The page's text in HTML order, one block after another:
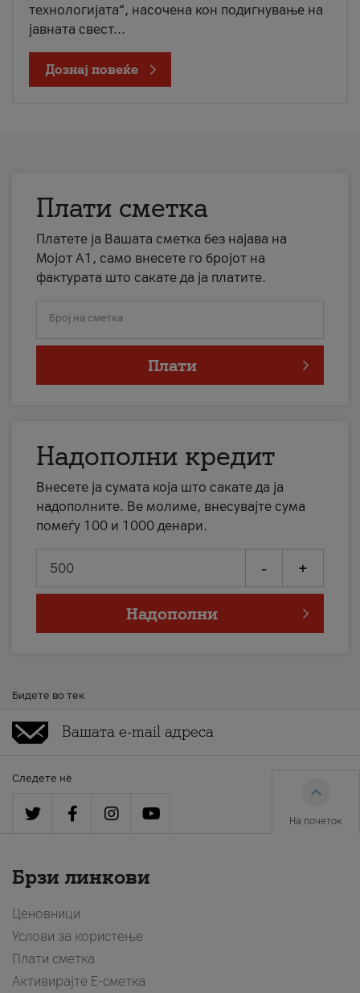
технологијата“, насочена кон подигнување на
јавната свест...
Дознај повеќе
Плати сметка
Платете ја Вашата сметка без најава на
Мојот А1, само внесете го бројот на
фактурата што сакате да ја платите.
Број на сметка
Плати
Надополни кредит
Внесете ја сумата која што сакате да ја
надополните. Ве молиме, внесувајте сума
помеѓу 100 и 1000 денари.
- +
Надополни
Бидете во тек
Следете нè
На почеток
Брзи линкови
Ценовници
Услови за користење
Плати сметка
Активирајте Е-сметка